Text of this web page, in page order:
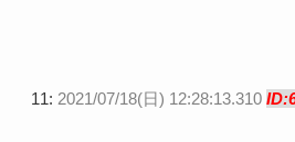
11: 2021/07/18(日) 12:28:13.310